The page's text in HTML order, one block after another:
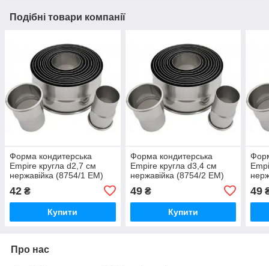
Подібні товари компанії
Форма кондитерська
Empire кругла d2,7 см
нержавійка (8754/1 EM)
42 ₴
Купити
Форма кондитерська
Empire кругла d3,4 см
нержавійка (8754/2 EM)
49₴
Купити
49
Про нас